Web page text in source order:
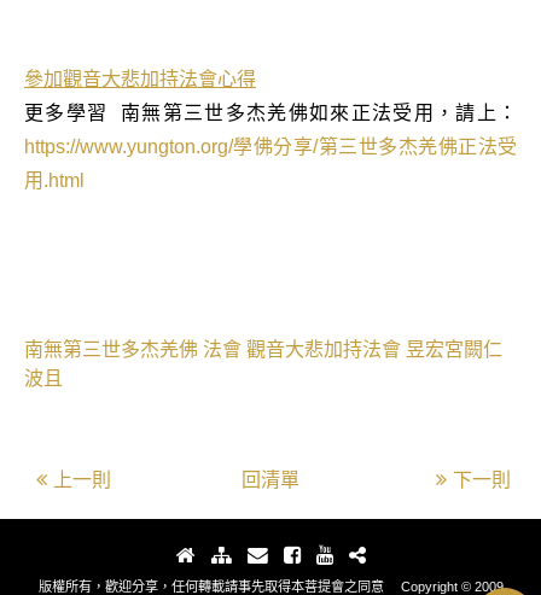
參加觀音大悲加持法會心得
更多學習
南無第三世多杰羌佛如來正法受用，請上：
https://www.yungton.org/學佛分享/第三世多杰羌佛正法受
用 .html
南無第三世多杰羌佛 法會 觀音大悲加持法會 昱宏宮闕仁
波且
上一則 回清單 下一則
版權所有，歡迎分享，任何轉載請事先取得本菩提會之同意 Copyright © 2009